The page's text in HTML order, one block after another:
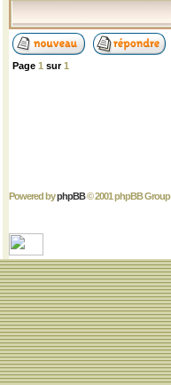
Page 1 sur1
Powered byphpBB© 2001 phpBB Group